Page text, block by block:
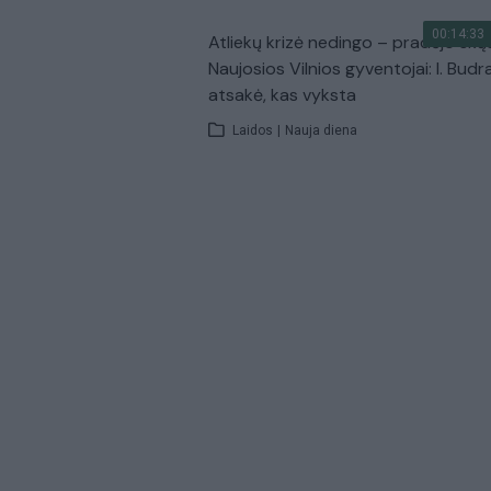
00:14:33
Atliekų krizė nedingo – pradėjo
Naujosios Vilnios gyventojai: I.
atsakė, kas vyksta
Laidos | Nauja diena